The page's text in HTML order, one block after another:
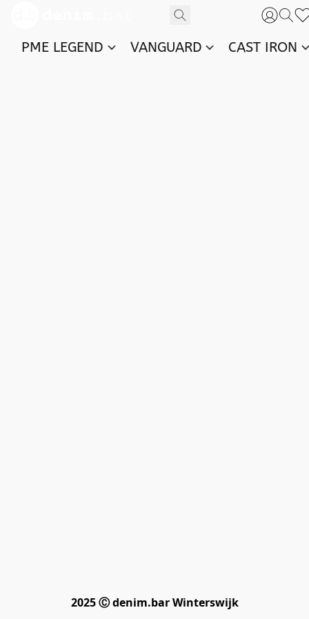
PME LEGEND VANGUARD CAST IRON
2025 Ⓒ denim.bar Winterswijk